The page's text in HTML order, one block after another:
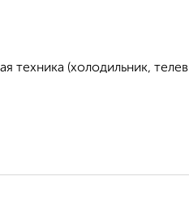
(холодильник,